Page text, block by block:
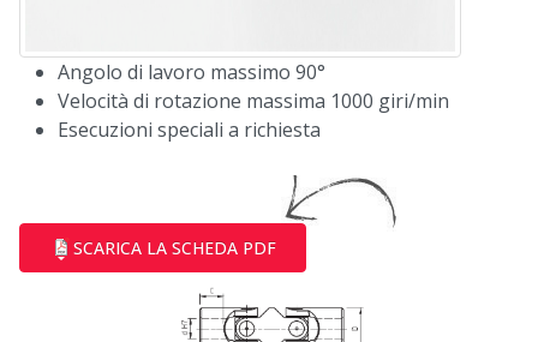
Angolo di lavoro massimo 90°
Velocità di rotazione massima 1000 giri/min
Esecuzioni speciali a richiesta
SCARICA LA SCHEDA PDF